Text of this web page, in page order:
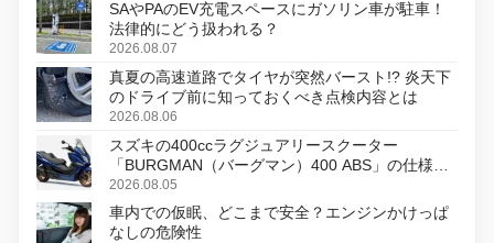
SAやPAのEV充電スペースにガソリン車が駐車！
法律的にどう扱われる？
2026.08.07
真夏の高速道路でタイヤが突然バースト!? 炎天下
のドライブ前に知っておくべき点検内容とは
2026.08.06
スズキの400ccラグジュアリースクーター
「BURGMAN（バーグマン）400 ABS」の仕様を
変更し、8月18日に発売
2026.08.05
車内での仮眠、どこまで安全？エンジンかけっぱ
なしの危険性